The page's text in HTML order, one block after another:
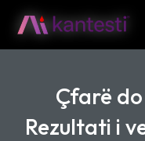
Çfarë
Rezultati i